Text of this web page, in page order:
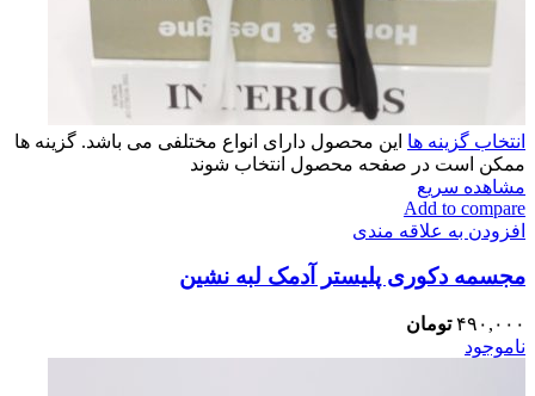
انتخاب گزینه ها این محصول دارای انواع مختلفی می باشد. گزینه ها
ممکن است در صفحه محصول انتخاب شوند
مشاهده سریع
Add to compare
افزودن به علاقه مندی
مجسمه دکوری پلیستر آدمک لبه نشین
۴۹۰,۰۰۰ تومان
ناموجود